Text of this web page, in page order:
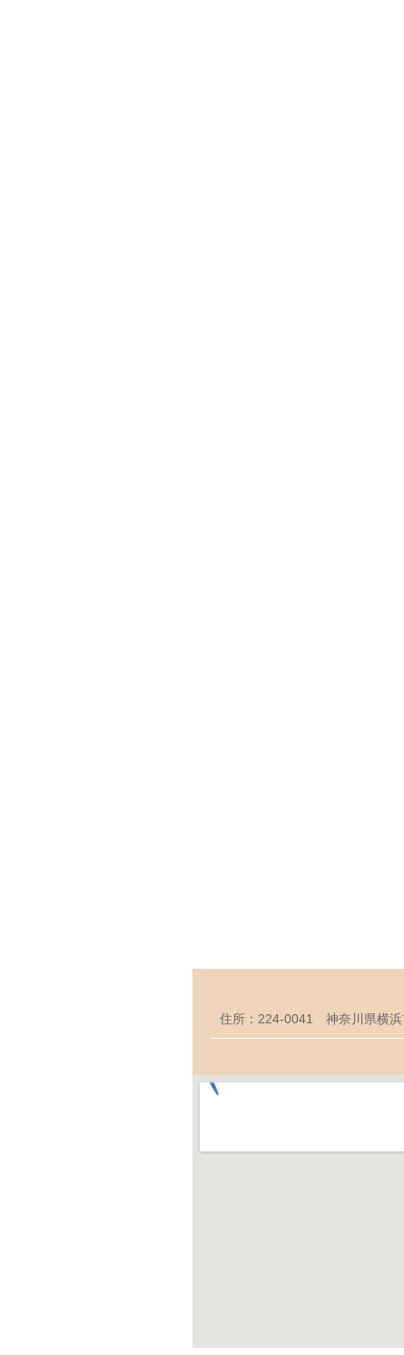
住所：224-0041 神奈川県横浜